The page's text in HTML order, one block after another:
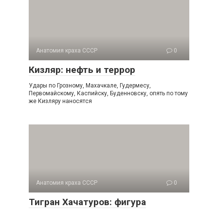
Анатомия краха СССР 0
Кизляр: нефть и террор
Удары по Грозному, Махачкале, Гудермесу,
Первомайско­му, Каспийску, Буденновску, опять по тому
же Кизляру нано­сятся
Анатомия краха СССР 0
Тигран Хачатуров: фигура